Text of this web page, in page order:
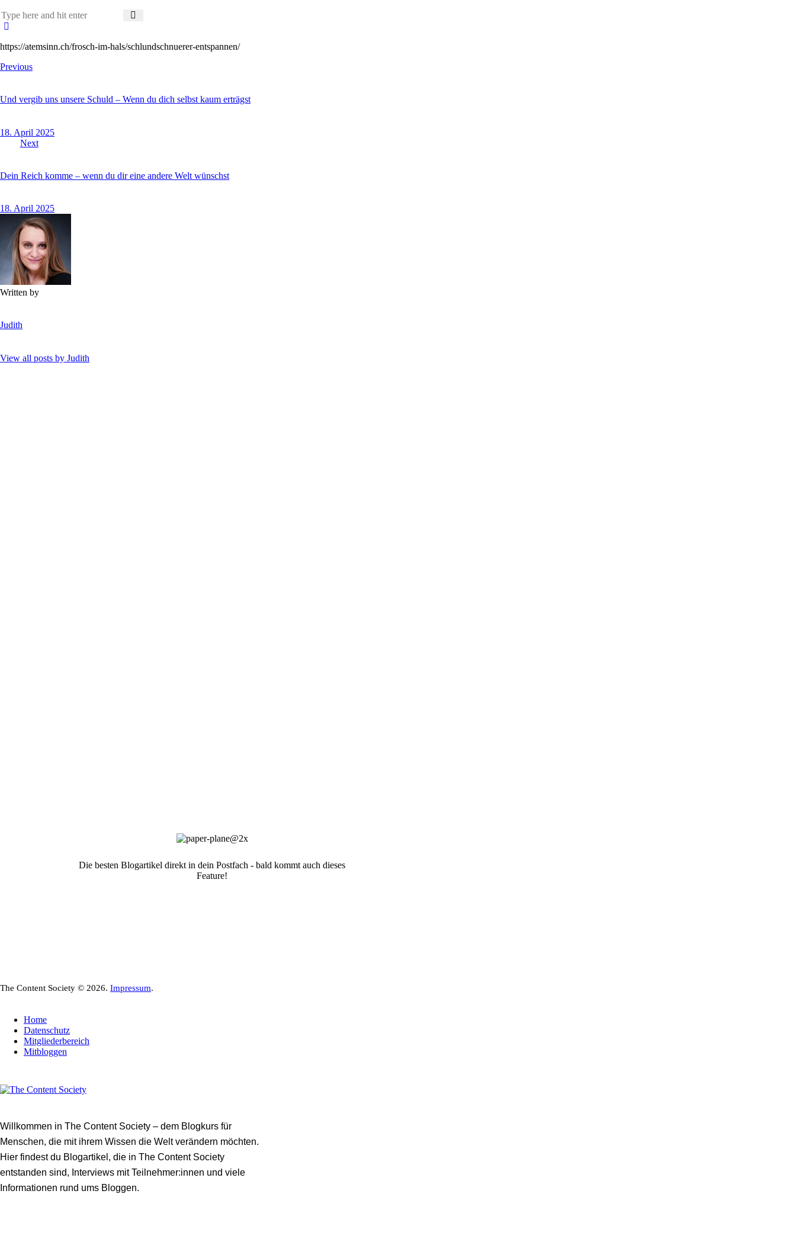
https://atemsinn.ch/frosch-im-hals/schlundschnuerer-entspannen/
Beitragsnavigation
Previous
Und vergib uns unsere Schuld – Wenn du dich selbst kaum erträgst
18. April 2025
Next
Dein Reich komme – wenn du dir eine andere Welt wünschst
18. April 2025
Written by
Judith
View all posts by Judith
Die besten Blogartikel direkt in dein Postfach - bald kommt auch dieses
Feature!
The Content Society © 2026. Impressum.
Home
Datenschutz
Mitgliederbereich
Mitbloggen
Willkommen in The Content Society – dem Blogkurs für
Menschen, die mit ihrem Wissen die Welt verändern möchten.
Hier findest du Blogartikel, die in The Content Society
entstanden sind, Interviews mit Teilnehmer:innen und viele
Informationen rund ums Bloggen.